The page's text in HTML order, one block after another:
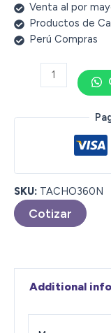
Venta al por
Productos de
Perú Compras
SKU: TACHO360N
Cotizar
Additional